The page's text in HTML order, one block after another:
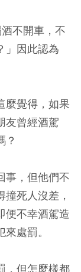
不開車，不
」因此認為
麼覺得，如果
友曾經酒駕
？
事，但他們不
死人沒差，
便不幸酒駕造
處罰。
，但怎麼樣都